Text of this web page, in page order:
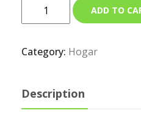
ADD TO
Category: Hogar
Description